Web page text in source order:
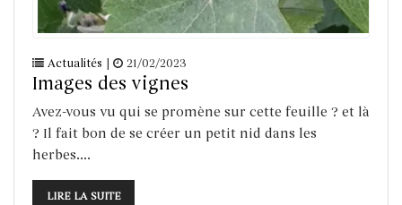
Actualités | 21/02/2023
Images des vignes
Avez-vous vu qui se promène sur cette feuille ? et là
? Il fait bon de se créer un petit nid dans les
herbes....
LIRE LA SUITE